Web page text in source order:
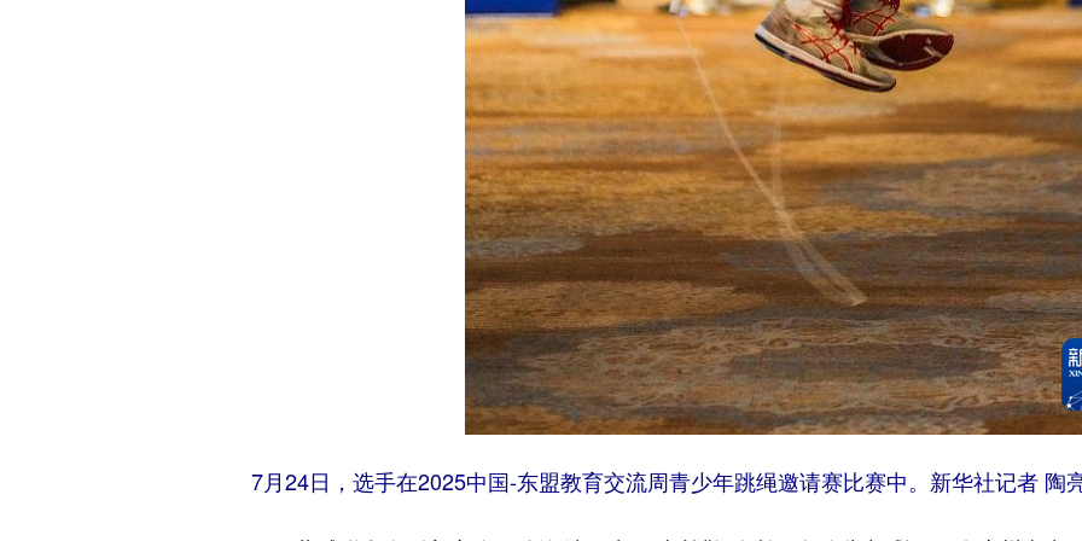
7月24日，选手在2025中国-东盟教育交流周青少年跳绳邀请赛比赛中。新华社记者 陶